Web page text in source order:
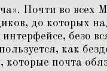
Почти во всех
до которых
интерфейсе, безо
как
которые почта